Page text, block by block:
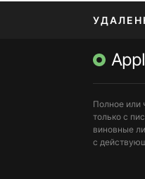
Полное или
только с
виновные
с